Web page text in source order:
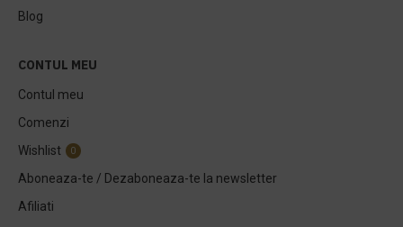
Blog
CONTUL MEU
Contul meu
Comenzi
Wishlist
0
Aboneaza-te / Dezaboneaza-te la newsletter
Afiliati